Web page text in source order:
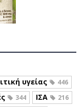
υγείας 446
344 ΙΣΑ 216